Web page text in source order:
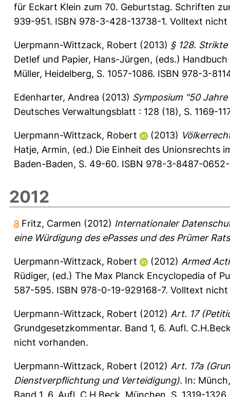
für Eckart Klein zum 70. Geburtstag. Schriften
939-951. ISBN 978-3-428-13738-1. Volltext
Uerpmann-Wittzack, Robert (2013) § 128.
Detlef und Papier, Hans-Jürgen, (eds.)
Müller, Heidelberg, S. 1057-1086. ISBN 978-3-
Edenharter, Andrea (2013) Symposium "50
Deutsches Verwaltungsblatt : 128 (18), S. 1169-
Uerpmann-Wittzack, Robert (2013)
Hatje, Armin, (ed.) Die Einheit des Unionsrechts
Baden-Baden, S. 49-60. ISBN 978-3-8487-
2012
Fritz, Carmen (2012) Internationaler
eine Würdigung des ePasses und des Prümer
Uerpmann-Wittzack, Robert (2012) Armed
Rüdiger, (ed.) The Max Planck Encyclopedia of
587-595. ISBN 978-0-19-929168-7. Volltext
Uerpmann-Wittzack, Robert (2012) Art. 17
Grundgesetzkommentar. Band 1, 6. Aufl.
nicht vorhanden.
Uerpmann-Wittzack, Robert (2012) Art. 17a
Dienstverpflichtung und Verteidigung). In:
Band 1, 6. Aufl. C.H.Beck, München, S. 1319-